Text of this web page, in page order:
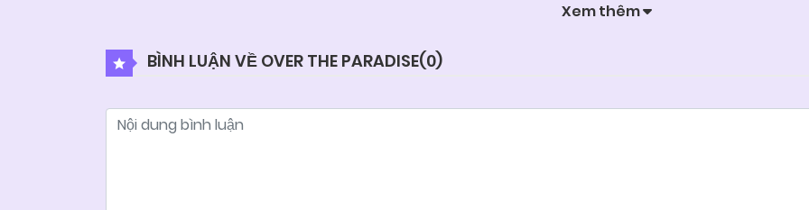
Xem thêm
BÌNH LUẬN VỀ OVER THE PARADISE(0)